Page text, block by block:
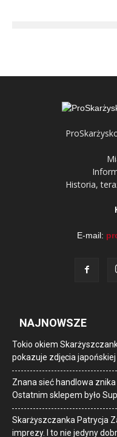
Historia,
E-mail:
NAJNOWSZE
Tokio okiem
pokazuje zdjęcia
Znana sieć handlowa
Ostatnim sklepem było
Skarżyszczanka Patrycja
imprezy. I to nie jedyny